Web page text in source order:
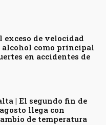
exceso de velocidad
alcohol como principal
en accidentes de
| El segundo fin de
llega con
de temperatura